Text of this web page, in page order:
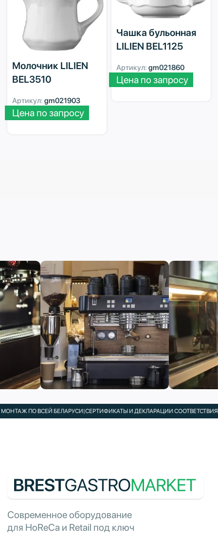
Молочник LILIEN
BEL3510
Артикул: gm021903
Цена по запросу
Чашка бульонная
LILIEN BEL1125
Артикул: gm021860
Цена по запросу
ПО ВСЕЙ БЕЛАРУСИ|СЕРТИФИКАТЫ И ДЕКЛАРАЦИИ СООТВЕТСТВИЯ В
Современное оборудование
для HoReCa и Retail под ключ